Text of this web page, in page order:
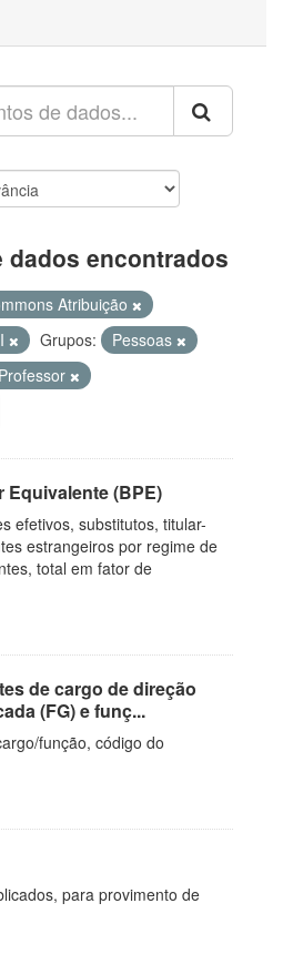
encontrados
Atribuição
Grupos:
Pessoas
Professor
(BPE)
efetivos, substitutos, titular-
estrangeiros por regime de
total em fator de
de cargo de direção
(FG) e funç...
função, código do
para provimento de